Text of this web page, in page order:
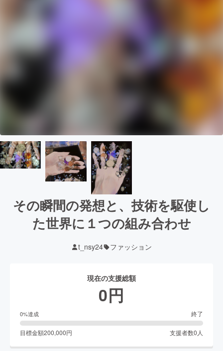
その瞬間の発想と、技術を駆使し
た世界に１つの組み合わせ
t_nsy24 ファッション
現在の支援総額
0円
0%達成 終了
目標金額200,000円 支援者数0人